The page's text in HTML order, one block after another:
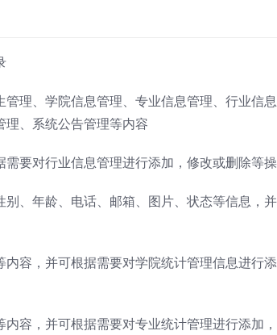
理、学院信息管理、专业信息管理、行业信
、系统公告管理等内容
要对行业信息管理进行添加，修改或删除等
、年龄、电话、邮箱、图片、状态等信息，
容，并可根据需要对学院统计管理信息进行
容，并可根据需要对专业统计管理进行添加